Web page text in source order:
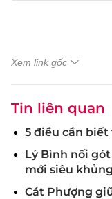
Xem link gốc
Tin liên quan
5 điều cần
Lý Bình nối
mới siêu
Cát Phượng